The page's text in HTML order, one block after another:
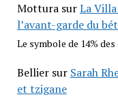
MotturasurLa
l’avant-garde du
Le symbole de 14%
Belliersur Sarah
et tzigane